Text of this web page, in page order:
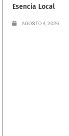
Esencia Local
AGOSTO 4, 2026